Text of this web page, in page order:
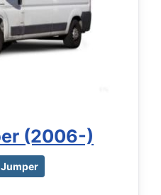
(2006-)
Jumper